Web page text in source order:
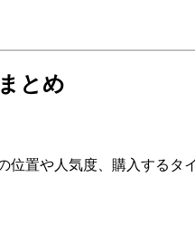
とめ
置や人気度、購入する